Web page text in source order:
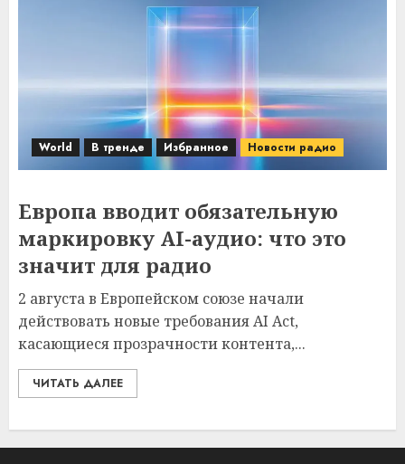
World В тренде Избранное Новости радио
Европа вводит обязательную
маркировку AI-аудио: что это
значит для радио
2 августа в Европейском союзе начали
действовать новые требования AI Act,
касающиеся прозрачности контента,...
ЧИТАТЬ ДАЛЕЕ